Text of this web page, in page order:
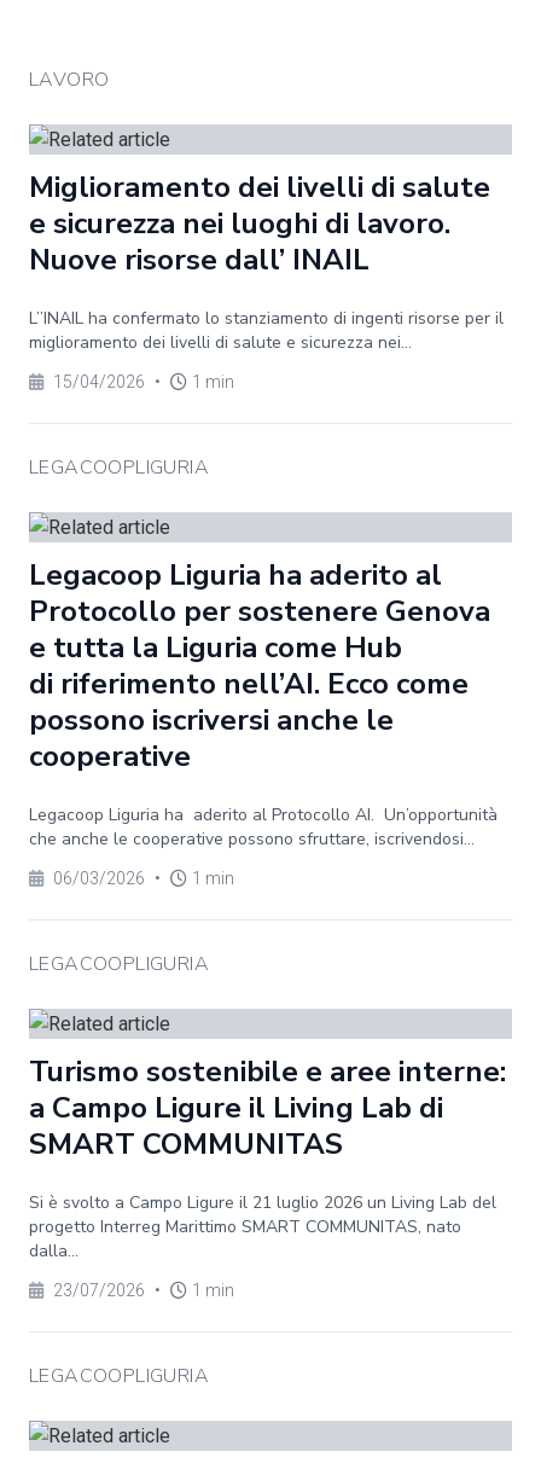
LAVORO
Miglioramento dei livelli di salute
e sicurezza nei luoghi di lavoro.
Nuove risorse dall’ INAIL
L’’INAIL ha confermato lo stanziamento di ingenti risorse per il
miglioramento dei livelli di salute e sicurezza nei...
15/04/2026 • 1 min
LEGACOOPLIGURIA
Legacoop Liguria ha aderito al
Protocollo per sostenere Genova
e tutta la Liguria come Hub
di riferimento nell’AI. Ecco come
possono iscriversi anche le
cooperative
Legacoop Liguria ha aderito al Protocollo AI. Un’opportunità
che anche le cooperative possono sfruttare, iscrivendosi...
06/03/2026 • 1 min
LEGACOOPLIGURIA
Turismo sostenibile e aree interne:
a Campo Ligure il Living Lab di
SMART COMMUNITAS
Si è svolto a Campo Ligure il 21 luglio 2026 un Living Lab del
progetto Interreg Marittimo SMART COMMUNITAS, nato
dalla...
23/07/2026 • 1 min
LEGACOOPLIGURIA